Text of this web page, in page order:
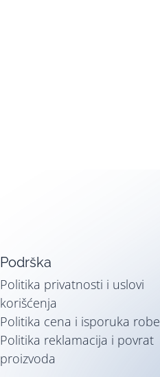
Podrška
Politika privatnosti i uslovi
korišćenja
Politika cena i isporuka robe
Politika reklamacija i povrat
proizvoda